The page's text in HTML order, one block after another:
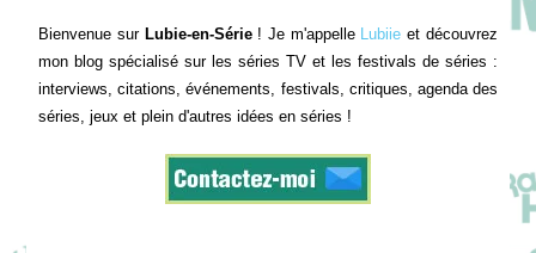
Bienvenue sur Lubie-en-Série! Je m'appelle Lubiie et découvrez
mon blog spécialisé sur les séries TV et les festivals de séries :
interviews, citations, événements, festivals, critiques, agenda des
séries, jeux et plein d'autres idées en séries !